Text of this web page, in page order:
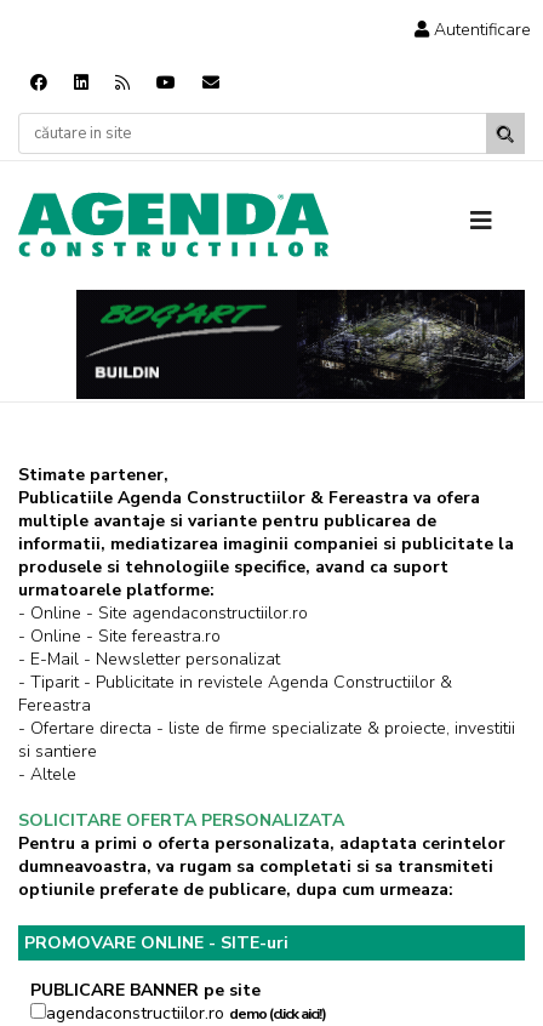
Autentificare
Stimate partener,
Publicatiile Agenda Constructiilor & Fereastra va ofera
multiple avantaje si variante pentru publicarea de
informatii, mediatizarea imaginii companiei si publicitate la
produsele si tehnologiile specifice, avand ca suport
urmatoarele platforme:
- Online - Site agendaconstructiilor.ro
- Online - Site fereastra.ro
- E-Mail - Newsletter personalizat
- Tiparit - Publicitate in revistele Agenda Constructiilor &
Fereastra
- Ofertare directa - liste de firme specializate & proiecte, investitii
si santiere
- Altele
SOLICITARE OFERTA PERSONALIZATA
Pentru a primi o oferta personalizata, adaptata cerintelor
dumneavoastra, va rugam sa completati si sa transmiteti
optiunile preferate de publicare, dupa cum urmeaza:
PROMOVARE ONLINE - SITE-uri
PUBLICARE BANNER pe site
agendaconstructiilor.ro demo (click aici!)